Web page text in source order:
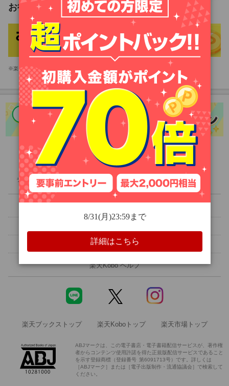
雑誌
写真集
PC・システム
語学・資格
人文・思想
旅行・アウトドア
絵本・児童書
お得な楽天市場のキャンペーン
楽天市場アプリをお持ちのお客様は、楽天市場アプリが起動します。
ライブラリ ランキング クーポン 無料 セール
楽天Kobo ヘルプ
楽天ブックストップ 楽天Koboトップ 楽天市場トップ
ABJマークは、この電子書店・電子書籍配信サービスが、著作権
者からコンテンツ使用許諾を得た正規版配信サービスであること
を示す登録商標（登録番号 第6091713号）です。詳しくは
［ABJマーク］または［電子出版制作・流通協議会］で検索して
ください。